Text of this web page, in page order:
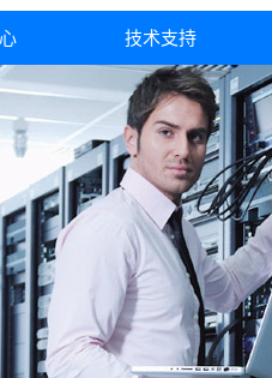
技术支持